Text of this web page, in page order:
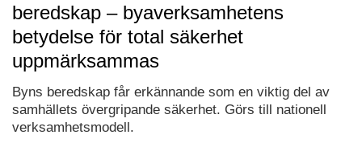
beredskap – byaverksamhetens
betydelse för total säkerhet
uppmärksammas
Byns beredskap får erkännande som en viktig del av
samhällets övergripande säkerhet. Görs till nationell
verksamhetsmodell.